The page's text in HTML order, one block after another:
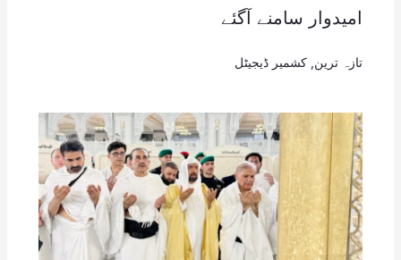
امیدوار سامنے آگئے
تازہ ترین کشمیر ڈیجیٹل